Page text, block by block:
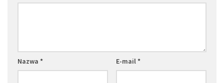
Nazwa * E-mail*